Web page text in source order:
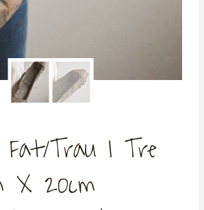
Fat/trau I Tre
X 20cm